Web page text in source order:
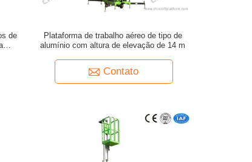
de
Plataforma de trabalho aéreo de tipo de
alumínio com altura de elevação de 14 m
Contato